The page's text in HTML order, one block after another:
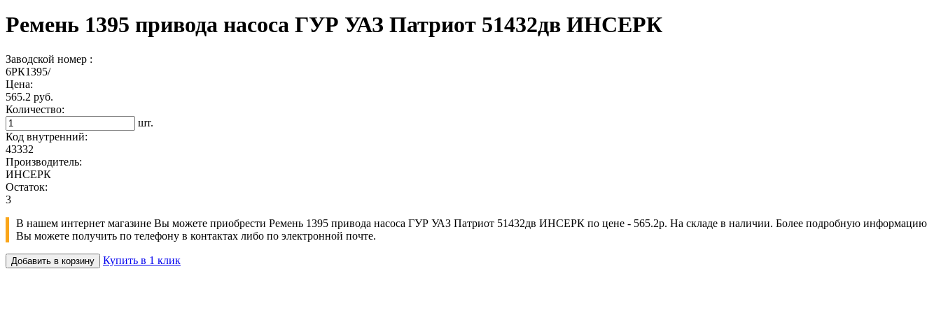
Ремень 1395 привода насоса ГУР УАЗ Патриот 51432дв ИНСЕРК
Заводской номер :
6РК1395/
Цена:
565.2 руб.
Количество:
шт.
Код внутренний:
43332
Производитель:
ИНСЕРК
Остаток:
3
В нашем интернет магазине Вы можете приобрести Ремень 1395 привода насоса ГУР УАЗ Патриот 51432дв ИНСЕРК по цене - 565.2р. На складе в наличии. Более подробную информацию
Вы можете получить по телефону в контактах либо по электронной почте.
Добавить в корзину Купить в 1 клик